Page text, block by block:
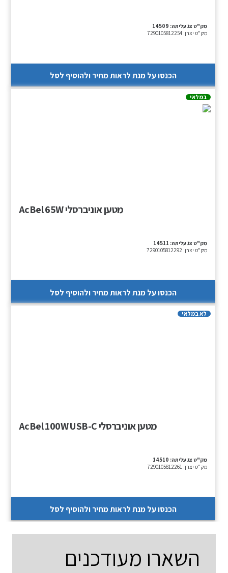
מק"ט צג עליתה: 14509
מק"ט יצרן: 7290105812254
הכנסו על מנת לראות מחיר ולהוסיף לסל
במלאי
מטען אוניברסלי AcBel 65W
מק"ט צג עליתה: 14511
מק"ט יצרן: 7290105812292
הכנסו על מנת לראות מחיר ולהוסיף לסל
לא במלאי
מטען אוניברסלי AcBel 100W USB-C
מק"ט צג עליתה: 14510
מק"ט יצרן: 7290105812261
הכנסו על מנת לראות מחיר ולהוסיף לסל
השארו מעודכנים